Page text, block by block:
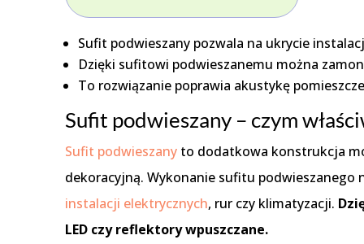
Sufit podwieszany pozwala na ukrycie
Dzięki sufitowi podwieszanemu można
To rozwiązanie poprawia akustykę
Sufit podwieszany – czym
Sufit podwieszanyto dodatkowa konstrukcja
dekoracyjną. Wykonanie sufitu podwieszanego
instalacji elektrycznych, rur czy klimatyzacji.
LED czy reflektory wpuszczane.